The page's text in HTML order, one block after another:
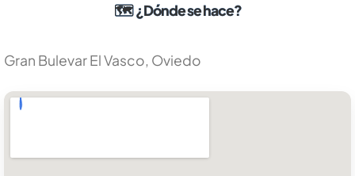
🗺¿Dónde se hace?
Gran Bulevar El Vasco, Oviedo